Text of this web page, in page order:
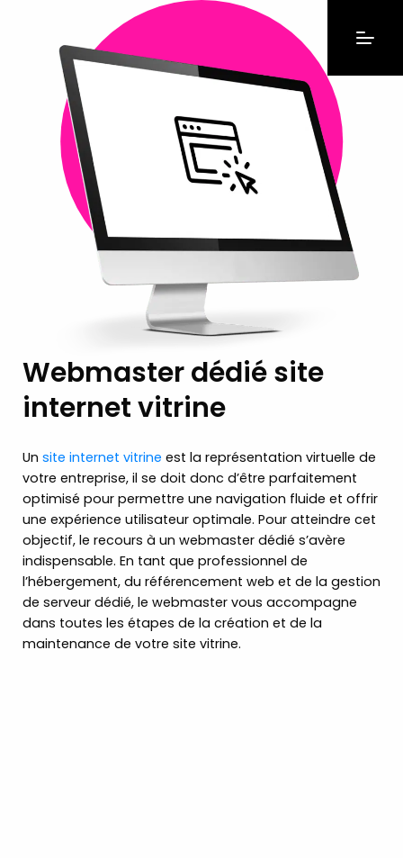
Webmaster dédié site
internet vitrine
Un site internet vitrine est la représentation virtuelle de
votre entreprise, il se doit donc d’être parfaitement
optimisé pour permettre une navigation fluide et offrir
une expérience utilisateur optimale. Pour atteindre cet
objectif, le recours à un webmaster dédié s’avère
indispensable. En tant que professionnel de
l’hébergement, du référencement web et de la gestion
de serveur dédié, le webmaster vous accompagne
dans toutes les étapes de la création et de la
maintenance de votre site vitrine.